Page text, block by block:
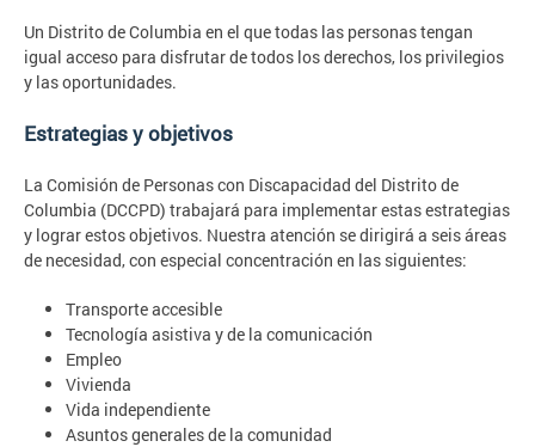
Un Distrito de Columbia en el que todas las personas tengan
igual acceso para disfrutar de todos los derechos, los privilegios
y las oportunidades.
Estrategias y objetivos
La Comisión de Personas con Discapacidad del Distrito de
Columbia (DCCPD) trabajará para implementar estas estrategias
y lograr estos objetivos. Nuestra atención se dirigirá a seis áreas
de necesidad, con especial concentración en las siguientes:
Transporte accesible
Tecnología asistiva y de la comunicación
Empleo
Vivienda
Vida independiente
Asuntos generales de la comunidad